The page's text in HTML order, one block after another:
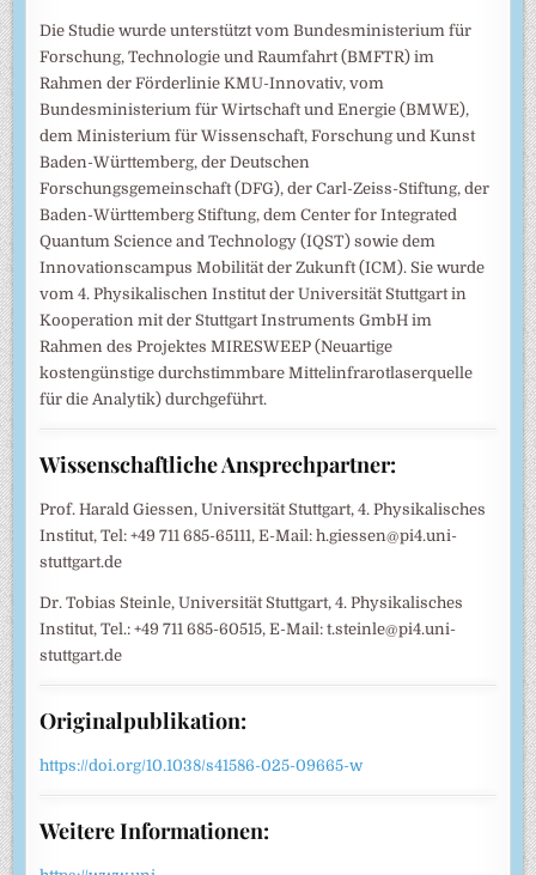
Die Studie wurde unterstützt vom Bundesministerium für
Forschung, Technologie und Raumfahrt (BMFTR) im
Rahmen der Förderlinie KMU-Innovativ, vom
Bundesministerium für Wirtschaft und Energie (BMWE),
dem Ministerium für Wissenschaft, Forschung und Kunst
Baden-Württemberg, der Deutschen
Forschungsgemeinschaft (DFG), der Carl-Zeiss-Stiftung, der
Baden-Württemberg Stiftung, dem Center for Integrated
Quantum Science and Technology (IQST) sowie dem
Innovationscampus Mobilität der Zukunft (ICM). Sie wurde
vom 4. Physikalischen Institut der Universität Stuttgart in
Kooperation mit der Stuttgart Instruments GmbH im
Rahmen des Projektes MIRESWEEP (Neuartige
kostengünstige durchstimmbare Mittelinfrarotlaserquelle
für die Analytik) durchgeführt.
Wissenschaftliche Ansprechpartner:
Prof. Harald Giessen, Universität Stuttgart, 4. Physikalisches
Institut, Tel: +49 711 685-65111, E-Mail: h.giessen@pi4.uni-
stuttgart.de
Dr. Tobias Steinle, Universität Stuttgart, 4. Physikalisches
Institut, Tel.: +49 711 685-60515, E-Mail: t.steinle@pi4.uni-
stuttgart.de
Originalpublikation:
https://doi.org/10.1038/s41586-025-09665-w
Weitere Informationen: